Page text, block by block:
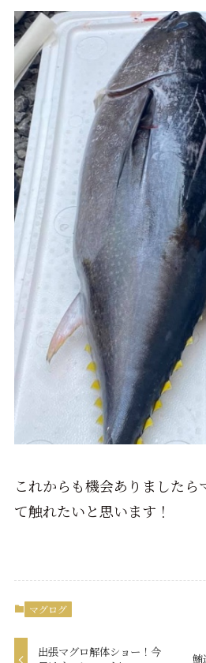
これからも機会ありましたら
て触れたいと思います！
マグログ
出張マグロ解体ショー！今
鮪